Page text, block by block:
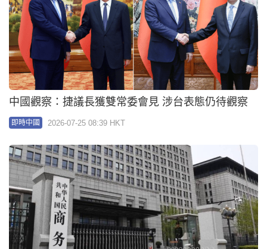
中國觀察：捷議長獲雙常委會見 涉台表態仍待觀察
即時中國 2026-07-25 08:39 HKT